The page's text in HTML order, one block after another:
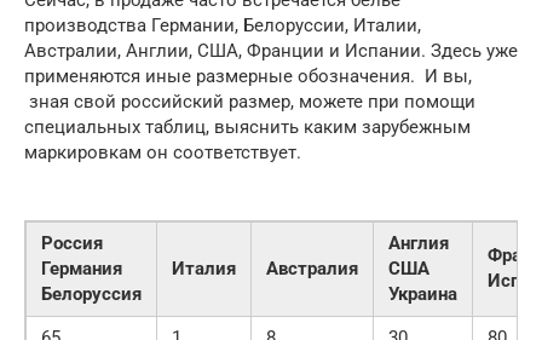
производства Германии, Белоруссии, Италии,
Австралии, Англии, США, Франции и Испании. Здесь уже
применяются иные размерные обозначения. И вы,
зная свой российский размер, можете при помощи
специальных таблиц, выяснить каким зарубежным
маркировкам он соответствует.
Россия
Германия
Белоруссия
Италия Австралия
Англия
США
Украина